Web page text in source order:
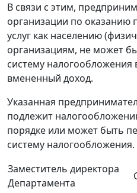
В связи с этим,
организации по
услуг как населению
организациям, не может
систему налогообложения
вмененный доход.
Указанная
подлежит
порядке или может быть
систему налогообложения.
Заместитель директора
Департамента